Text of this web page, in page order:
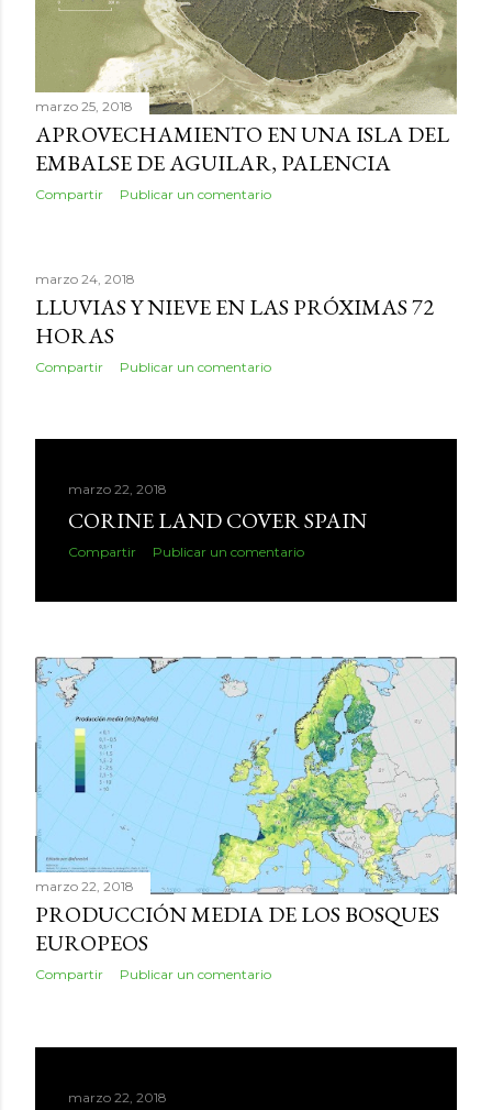
marzo 25, 2018
APROVECHAMIENTO EN UNA ISLA DEL
EMBALSE DE AGUILAR, PALENCIA
Compartir Publicar un comentario
marzo 24, 2018
LLUVIAS Y NIEVE EN LAS PRÓXIMAS 72
HORAS
Compartir Publicar un comentario
marzo 22, 2018
CORINE LAND COVER SPAIN
Compartir Publicar un comentario
marzo 22, 2018
PRODUCCIÓN MEDIA DE LOS BOSQUES
EUROPEOS
Compartir Publicar un comentario
marzo 22, 2018